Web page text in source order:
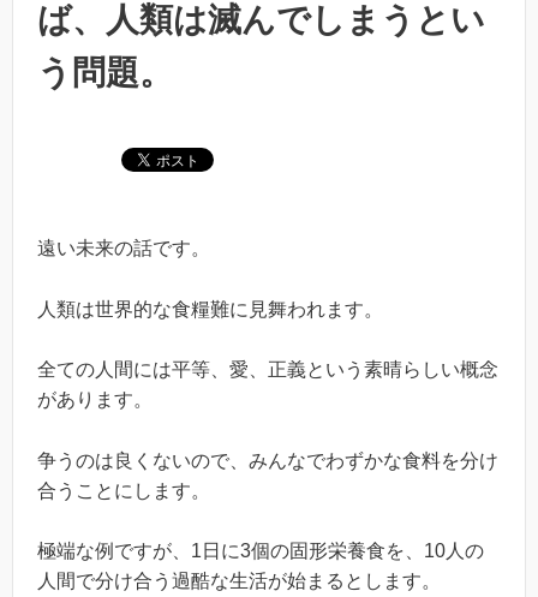
ば、人類は滅んでしまうとい
う問題。
遠い未来の話です。
人類は世界的な食糧難に見舞われます。
全ての人間には平等、愛、正義という素晴らしい概念
があります。
争うのは良くないので、みんなでわずかな食料を分け
合うことにします。
極端な例ですが、1日に3個の固形栄養食を、10人の
人間で分け合う過酷な生活が始まるとします。